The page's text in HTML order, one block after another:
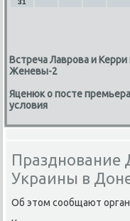
31
Встреча Лаврова и
Женевы-2
Яценюк о посте
условия
Празднование
Украины в
Об этом сообщают